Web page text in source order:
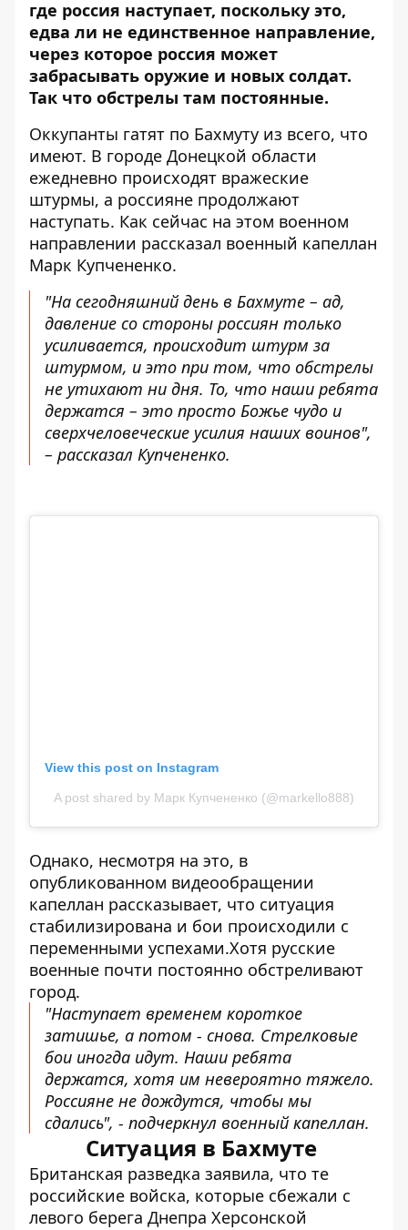
где россия наступает, поскольку это,
едва ли не единственное направление,
через которое россия может
забрасывать оружие и новых солдат.
Так что обстрелы там постоянные.
Оккупанты гатят по Бахмуту из всего, что
имеют. В городе Донецкой области
ежедневно происходят вражеские
штурмы, а россияне продолжают
наступать. Как сейчас на этом военном
направлении рассказал военный капеллан
Марк Купчененко.
"На сегодняшний день в Бахмуте – ад,
давление со стороны россиян только
усиливается, происходит штурм за
штурмом, и это при том, что обстрелы
не утихают ни дня. То, что наши ребята
держатся – это просто Божье чудо и
сверхчеловеческие усилия наших воинов",
– рассказал Купчененко.
View this post on Instagram
A post shared by Марк Купчененко (@markello888)
Однако, несмотря на это, в
опубликованном видеообращении
капеллан рассказывает, что ситуация
стабилизирована и бои происходили с
переменными успехами.Хотя русские
военные почти постоянно обстреливают
город.
"Наступает временем короткое
затишье, а потом - снова. Стрелковые
бои иногда идут. Наши ребята
держатся, хотя им невероятно тяжело.
Россияне не дождутся, чтобы мы
сдались", - подчеркнул военный капеллан.
Ситуация в Бахмуте
Британская разведка заявила, что те
российские войска, которые сбежали с
левого берега Днепра Херсонской